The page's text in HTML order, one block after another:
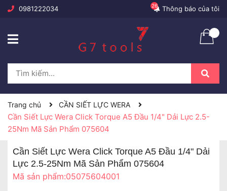
0981222034 Thông báo của tôi
26
Trang chủ CẦN SIẾT LỰC WERA
Cần Siết Lực Wera Click Torque A5 Đầu 1/4" Dải Lực 2.5-
25Nm Mã Sản Phẩm 075604
Cần Siết Lực Wera Click Torque A5 Đầu 1/4" Dải
Lực 2.5-25Nm Mã Sản Phẩm 075604
Mã sản phẩm:05075604001